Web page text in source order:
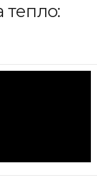
тепло: